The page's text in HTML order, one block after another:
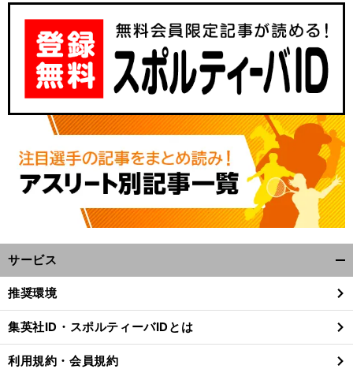
サービス
閉
る
推奨環境
集英社ID・スポルティーバIDとは
利用規約・会員規約